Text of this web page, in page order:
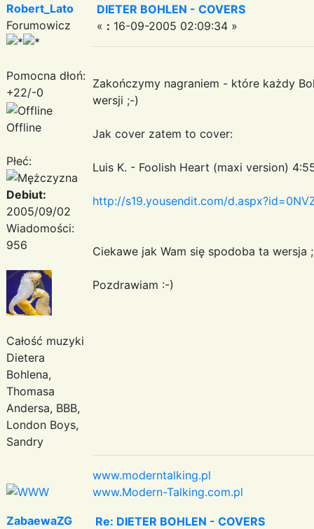
Robert_Lato
Forumowicz
Pomocna dłoń:
+22/-0
Offline
Płeć:
Debiut:
2005/09/02
Wiadomości:
956
Całość muzyki
Dietera
Bohlena,
Thomasa
Andersa, BBB,
London Boys,
Sandry
DIETER BOHLEN - COVERS
« : 16-09-2005 02:09:34 »
Zakończymy nagraniem - które każdy
wersji ;-)
Jak cover zatem to cover:
Luis K. - Foolish Heart (maxi version)
http://s19.yousendit.com/
Ciekawe jak Wam się spodoba ta wersja
Pozdrawiam :-)
www.moderntalking.pl
www.Modern-Talking.com.pl
ZabaewaZG
Re: DIETER BOHLEN - COVERS